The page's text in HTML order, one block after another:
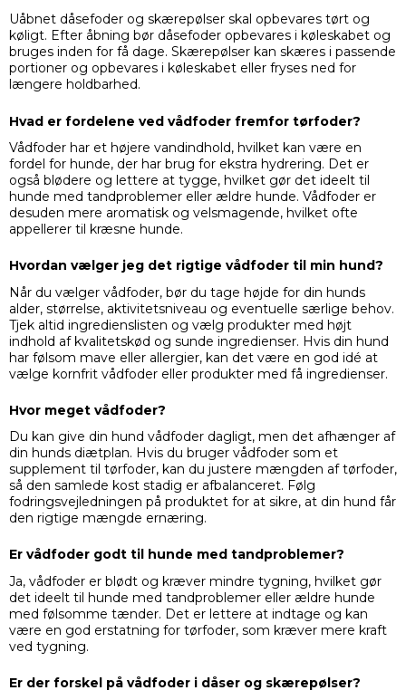
Uåbnet dåsefoder og skærepølser skal opbevares tørt og
køligt. Efter åbning bør dåsefoder opbevares i køleskabet og
bruges inden for få dage. Skærepølser kan skæres i passende
portioner og opbevares i køleskabet eller fryses ned for
længere holdbarhed.
Hvad er fordelene ved vådfoder fremfor tørfoder?
Vådfoder har et højere vandindhold, hvilket kan være en
fordel for hunde, der har brug for ekstra hydrering. Det er
også blødere og lettere at tygge, hvilket gør det ideelt til
hunde med tandproblemer eller ældre hunde. Vådfoder er
desuden mere aromatisk og velsmagende, hvilket ofte
appellerer til kræsne hunde.
Hvordan vælger jeg det rigtige vådfoder til min hund?
Når du vælger vådfoder, bør du tage højde for din hunds
alder, størrelse, aktivitetsniveau og eventuelle særlige behov.
Tjek altid ingredienslisten og vælg produkter med højt
indhold af kvalitetskød og sunde ingredienser. Hvis din hund
har følsom mave eller allergier, kan det være en god idé at
vælge kornfrit vådfoder eller produkter med få ingredienser.
Hvor meget vådfoder?
Du kan give din hund vådfoder dagligt, men det afhænger af
din hunds diætplan. Hvis du bruger vådfoder som et
supplement til tørfoder, kan du justere mængden af tørfoder,
så den samlede kost stadig er afbalanceret. Følg
fodringsvejledningen på produktet for at sikre, at din hund får
den rigtige mængde ernæring.
Er vådfoder godt til hunde med tandproblemer?
Ja, vådfoder er blødt og kræver mindre tygning, hvilket gør
det ideelt til hunde med tandproblemer eller ældre hunde
med følsomme tænder. Det er lettere at indtage og kan
være en god erstatning for tørfoder, som kræver mere kraft
ved tygning.
Er der forskel på vådfoder i dåser og skærepølser?